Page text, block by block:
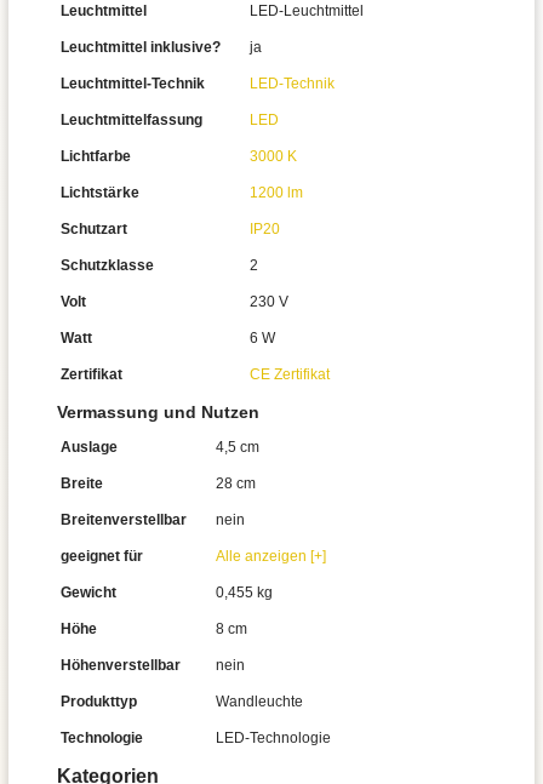
Kategorien
Leuchtmittel LED-Leuchtmittel
Leuchtmittel inklusive? ja
Leuchtmittel-Technik LED-Technik
Leuchtmittelfassung LED
Lichtfarbe 3000 K
Lichtstärke 1200 lm
Schutzart IP20
Schutzklasse 2
Volt 230 V
Watt 6 W
Zertifikat CE Zertifikat
Vermassung und Nutzen
Auslage 4,5 cm
Breite 28 cm
Breitenverstellbar nein
geeignet für Alle anzeigen [+]
Gewicht 0,455 kg
Höhe 8 cm
Höhenverstellbar nein
Produkttyp Wandleuchte
Technologie LED-Technologie